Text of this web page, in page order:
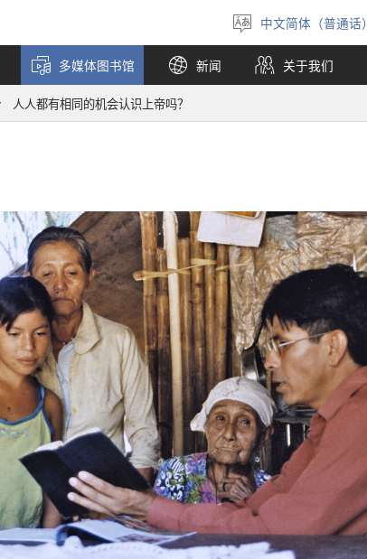
选
择
语
言
中文简体（普通话）
多媒体图书馆 新闻 关于我们
人人都有相同的机会认识上帝吗？